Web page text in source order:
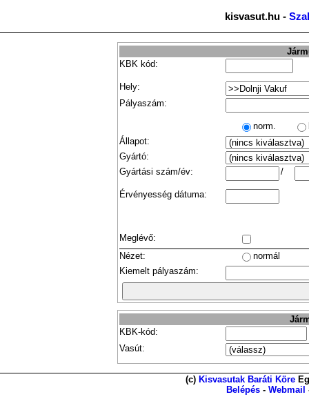
kisvasut.hu -
KBK kód:
Hely:
Pályaszám:
norm.
Állapot:
Gyártó:
Gyártási szám/év:
/
Érvényesség dátuma:
Meglévő:
Nézet:
normál
Kiemelt pályaszám:
KBK-kód:
Vasút:
(c) Kisvasutak Baráti Köre
Belépés - Webmail